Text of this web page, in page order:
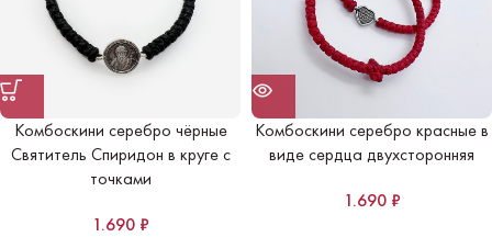
Комбоскини серебро чёрные
Святитель Спиридон в круге с
точками
1.690 ₽
Комбоскини серебро красные в
виде сердца двухсторонняя
1.690 ₽